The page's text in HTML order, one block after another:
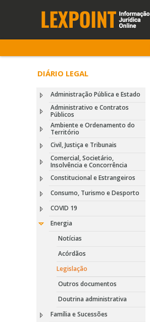
DIÁRIO LEGAL
Administração Pública e Estado
Administrativo e Contratos
Públicos
Ambiente e Ordenamento do
Território
Civil, Justiça e Tribunais
Comercial, Societário,
Insolvência e Concorrência
Constitucional e Estrangeiros
Consumo, Turismo e Desporto
COVID 19
Energia
Notícias
Acórdãos
Legislação
Outros documentos
Doutrina administrativa
Família e Sucessões